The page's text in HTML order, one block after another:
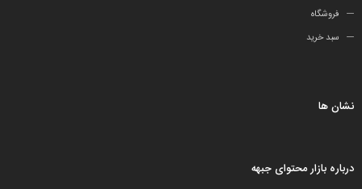
فروشگاه
سبد خرید
نشان ها
درباره بازار محتوای جبهه